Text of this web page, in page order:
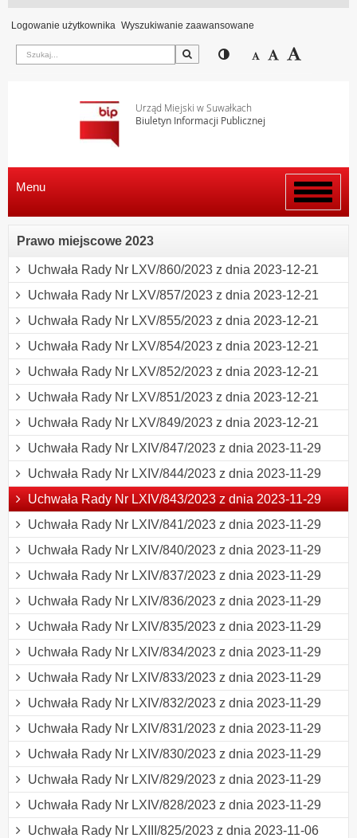
Logowanie użytkownika Wyszukiwanie zaawansowane
Szukaj Przełącz pomiędzy
Zmniejsz
Domyślny
Urząd Miejski w Suwałkach
Biuletyn Informacji Publicznej
Włącz
menu
Menu
Prawo miejscowe 2023
Uchwała Rady Nr LXV/860/2023 z dnia 2023-12-21
Uchwała Rady Nr LXV/857/2023 z dnia 2023-12-21
Uchwała Rady Nr LXV/855/2023 z dnia 2023-12-21
Uchwała Rady Nr LXV/854/2023 z dnia 2023-12-21
Uchwała Rady Nr LXV/852/2023 z dnia 2023-12-21
Uchwała Rady Nr LXV/851/2023 z dnia 2023-12-21
Uchwała Rady Nr LXV/849/2023 z dnia 2023-12-21
Uchwała Rady Nr LXIV/847/2023 z dnia 2023-11-29
Uchwała Rady Nr LXIV/844/2023 z dnia 2023-11-29
Uchwała Rady Nr LXIV/843/2023 z dnia 2023-11-29
Uchwała Rady Nr LXIV/841/2023 z dnia 2023-11-29
Uchwała Rady Nr LXIV/840/2023 z dnia 2023-11-29
Uchwała Rady Nr LXIV/837/2023 z dnia 2023-11-29
Uchwała Rady Nr LXIV/836/2023 z dnia 2023-11-29
Uchwała Rady Nr LXIV/835/2023 z dnia 2023-11-29
Uchwała Rady Nr LXIV/834/2023 z dnia 2023-11-29
Uchwała Rady Nr LXIV/833/2023 z dnia 2023-11-29
Uchwała Rady Nr LXIV/832/2023 z dnia 2023-11-29
Uchwała Rady Nr LXIV/831/2023 z dnia 2023-11-29
Uchwała Rady Nr LXIV/830/2023 z dnia 2023-11-29
Uchwała Rady Nr LXIV/829/2023 z dnia 2023-11-29
Uchwała Rady Nr LXIV/828/2023 z dnia 2023-11-29
Uchwała Rady Nr LXIII/825/2023 z dnia 2023-11-06